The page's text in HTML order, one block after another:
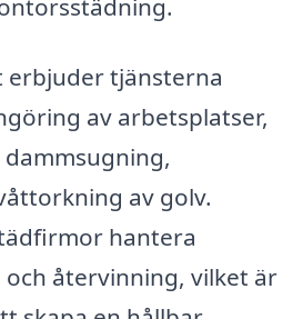
erbjuder tjänsterna
av arbetsplatser,
av golv.
hantera
återvinning, vilket är